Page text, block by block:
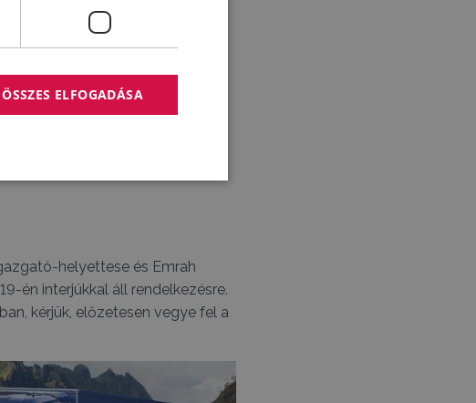
és
helyettese és Emrah
én interjúkkal áll rendelkezésre.
kérjük, előzetesen vegye fel a
ÖSSZES ELFOGADÁSA